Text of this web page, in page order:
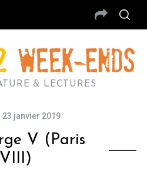
& LECTURES
23 janvier 2019
V (Paris
VIII)